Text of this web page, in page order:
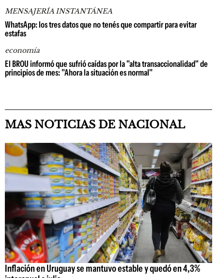
MENSAJERÍA INSTANTÁNEA
WhatsApp: los tres datos que no tenés que compartir para evitar
estafas
economía
El BROU informó que sufrió caídas por la "alta transaccionalidad" de
principios de mes: "Ahora la situación es normal"
MAS NOTICIAS DE NACIONAL
Inflación en Uruguay se mantuvo estable y quedó en 4,3%